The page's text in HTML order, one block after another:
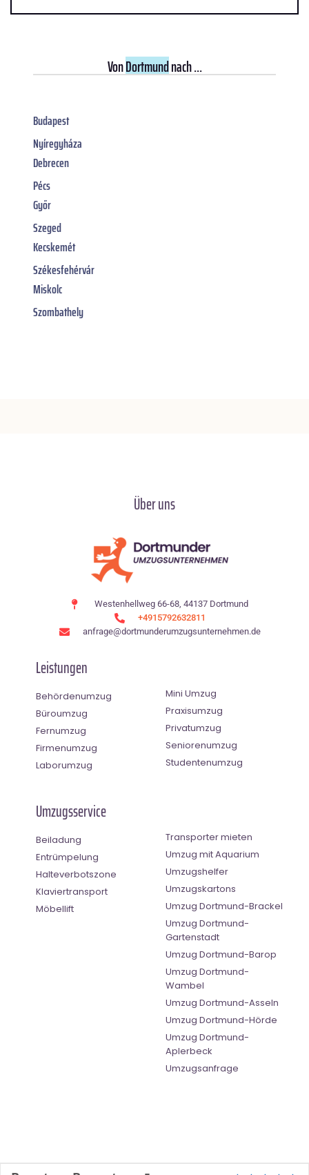
VonDortmundnach ...
Budapest
Nyíregyháza
Debrecen
Pécs
Győr
Szeged
Kecskemét
Székesfehérvár
Miskolc
Szombathely
Über uns
Westenhellweg 66-68, 44137 Dortmund
+4915792632811
anfrage@dortmunderumzugsunternehmen.de
Leistungen
Behördenumzug
Büroumzug
Fernumzug
Firmenumzug
Laborumzug
Mini Umzug
Praxisumzug
Privatumzug
Seniorenumzug
Studentenumzug
Umzugsservice
Beiladung
Entrümpelung
Halteverbotszone
Klaviertransport
Möbellift
Transporter mieten
Umzug mit Aquarium
Umzugshelfer
Umzugskartons
Umzug Dortmund-Brackel
Umzug Dortmund-
Gartenstadt
Umzug Dortmund-Barop
Umzug Dortmund-
Wambel
Umzug Dortmund-Asseln
Umzug Dortmund-Hörde
Umzug Dortmund-
Aplerbeck
Umzugsanfrage